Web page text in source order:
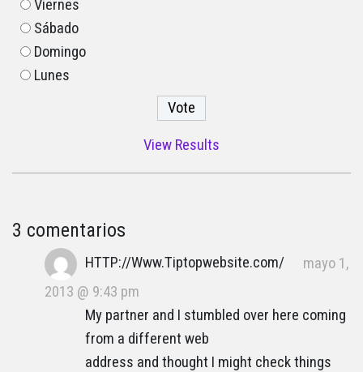
Viernes
Sábado
Domingo
Lunes
View Results
3 comentarios
HTTP://Www.Tiptopwebsite.com/
mayo 1,
2013 @ 9:43 pm
My partner and I stumbled over here coming
from a different web
address and thought I might check things